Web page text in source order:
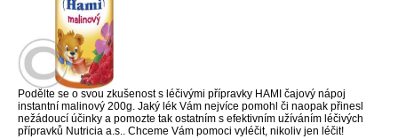
Podělte se o svou zkušenost s léčivými přípravky HAMI čajový nápoj
instantní malinový 200g. Jaký lék Vám nejvíce pomohl či naopak přinesl
nežádoucí účinky a pomozte tak ostatním s efektivním užíváním léčivých
přípravků Nutricia a.s.. Chceme Vám pomoci vyléčit, nikoliv jen léčit!